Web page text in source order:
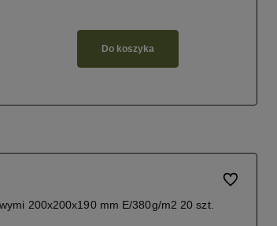
Do koszyka
200x200x190 mm E/380g/m2 20 szt.
Do